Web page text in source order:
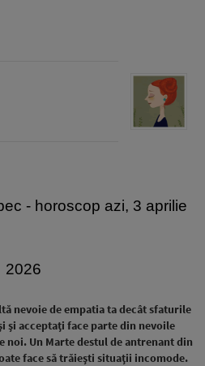
- horoscop azi, 3 aprilie
2026
nevoie de empatia ta decât sfaturile
și acceptați face parte din nevoile
Un Marte destul de antrenant din
face să trăiești situații incomode.